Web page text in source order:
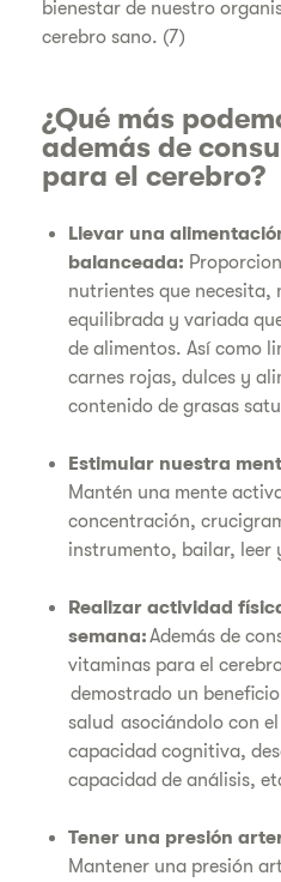
bienestar de nuestro
cerebro sano. (7)
¿Qué más
además de
para el cerebro?
Llevar una
balanceada:
nutrientes que necesita,
equilibrada y variada
de alimentos. Así como
carnes rojas, dulces y
contenido de grasas
Estimular nuestra
Mantén una mente
concentración,
instrumento, bailar, leer
Realizar actividad
semana:Además de
vitaminas para el
demostrado un
salud asociándolo con
capacidad cognitiva,
capacidad de análisis,
Tener una presión
Mantener una presión